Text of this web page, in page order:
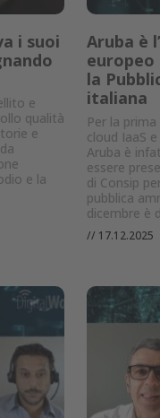
i suoi
e
qualità
e
e la
Aruba è
europeo
la
italiana
Per la
cloud IaaS
Aruba è
essere
di Consip
pubblica
dicembre è
// 17.12.2025